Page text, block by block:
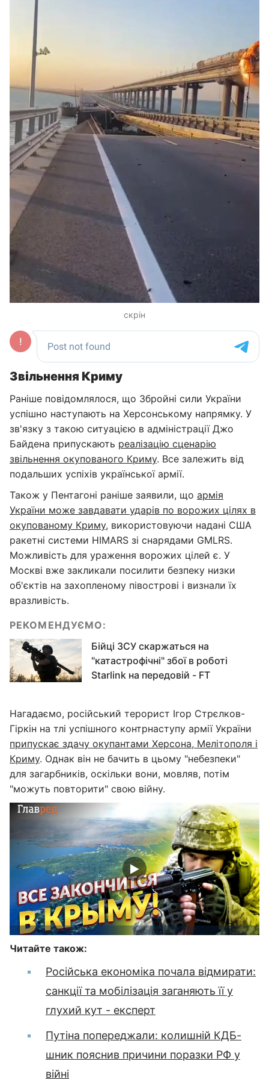
скрін
Звільнення Криму
Раніше повідомлялося, що Збройні сили України
успішно наступають на Херсонському напрямку. У
зв'язку з такою ситуацією в адміністрації Джо
Байдена припускають реалізацію сценарію
звільнення окупованого Криму. Все залежить від
подальших успіхів української армії.
Також у Пентагоні раніше заявили, що армія
України може завдавати ударів по ворожих цілях в
окупованому Криму, використовуючи надані США
ракетні системи HIMARS зі снарядами GMLRS.
Можливість для ураження ворожих цілей є. У
Москві вже закликали посилити безпеку низки
об'єктів на захопленому півострові і визнали їх
вразливість.
РЕКОМЕНДУЄМО:
Бійці ЗСУ скаржаться на
"катастрофічні" збої в роботі
Starlink на передовій - FТ
Нагадаємо, російський терорист Ігор Стрєлков-
Гіркін на тлі успішного контрнаступу армії України
припускає здачу окупантами Херсона, Мелітополя і
Криму. Однак він не бачить в цьому "небезпеки"
для загарбників, оскільки вони, мовляв, потім
"можуть повторити" свою війну.
Читайте також:
Російська економіка почала відмирати:
санкції та мобілізація заганяють її у
глухий кут - експерт
Путіна попереджали: колишній КДБ-
шник пояснив причини поразки РФ у
війні